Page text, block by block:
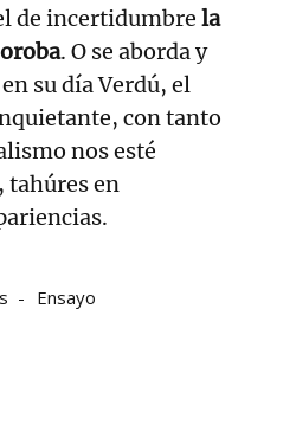
de incertidumbre la
. O se aborda y
su día Verdú, el
con tanto
nos esté
, tahúres en
Ensayo